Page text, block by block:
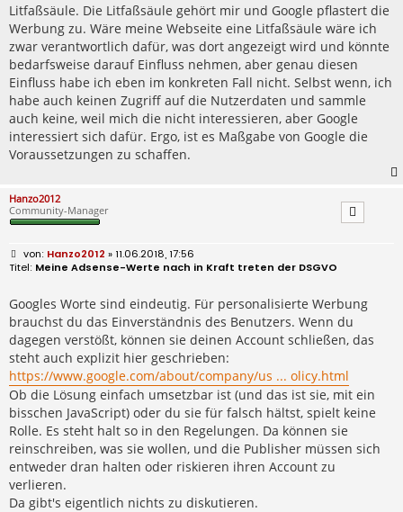
Litfaßsäule. Die Litfaßsäule gehört mir und Google pflastert die
Werbung zu. Wäre meine Webseite eine Litfaßsäule wäre ich
zwar verantwortlich dafür, was dort angezeigt wird und könnte
bedarfsweise darauf Einfluss nehmen, aber genau diesen
Einfluss habe ich eben im konkreten Fall nicht. Selbst wenn, ich
habe auch keinen Zugriff auf die Nutzerdaten und sammle
auch keine, weil mich die nicht interessieren, aber Google
interessiert sich dafür. Ergo, ist es Maßgabe von Google die
Voraussetzungen zu schaffen.
Hanzo2012
Community-Manager
B
e
r
a
g
Hanzo2012 » 11.06.2018, 17:56
Meine Adsense-Werte nach in Kraft treten der DSGVO
Googles Worte sind eindeutig. Für personalisierte Werbung
brauchst du das Einverständnis des Benutzers. Wenn du
dagegen verstößt, können sie deinen Account schließen, das
steht auch explizit hier geschrieben:
https://www.google.com/about/company/us ... olicy.html
Ob die Lösung einfach umsetzbar ist (und das ist sie, mit ein
bisschen JavaScript) oder du sie für falsch hältst, spielt keine
Rolle. Es steht halt so in den Regelungen. Da können sie
reinschreiben, was sie wollen, und die Publisher müssen sich
entweder dran halten oder riskieren ihren Account zu
verlieren.
Da gibt's eigentlich nichts zu diskutieren.